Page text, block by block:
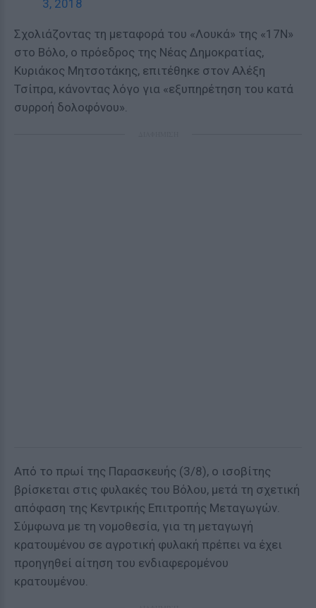
3, 2018
Σχολιάζοντας τη μεταφορά του «Λουκά» της «17Ν»
στο Βόλο, ο πρόεδρος της Νέας Δημοκρατίας,
Κυριάκος Μητσοτάκης, επιτέθηκε στον Αλέξη
Τσίπρα, κάνοντας λόγο για «εξυπηρέτηση του κατά
συρροή δολοφόνου».
Από το πρωί της Παρασκευής (3/8), ο ισοβίτης
βρίσκεται στις φυλακές του Βόλου, μετά τη σχετική
απόφαση της Κεντρικής Επιτροπής Μεταγωγών.
Σύμφωνα με τη νομοθεσία, για τη μεταγωγή
κρατουμένου σε αγροτική φυλακή πρέπει να έχει
προηγηθεί αίτηση του ενδιαφερομένου
κρατουμένου.